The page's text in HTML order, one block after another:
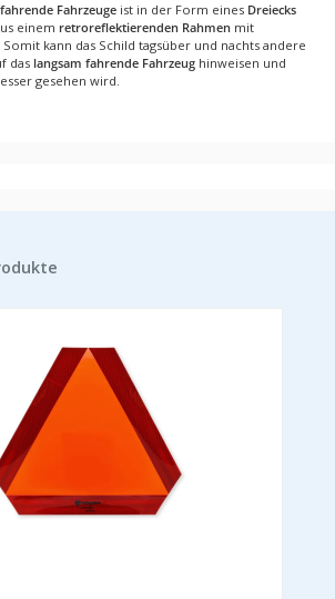
Fahrzeuge ist in der Form eines Dreiecks
einem retroreflektierenden Rahmen mit
Somit kann das Schild tagsüber und nachts andere
das langsam fahrende Fahrzeug hinweisen und
gesehen wird.